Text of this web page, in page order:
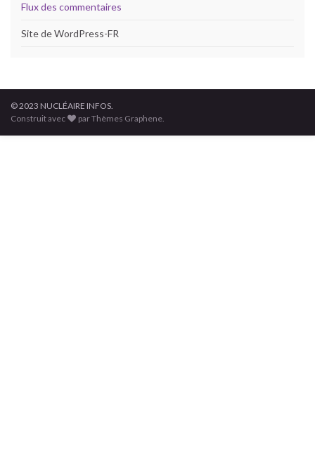
Flux des commentaires
Site de WordPress-FR
© 2023 NUCLÉAIRE INFOS.
Construit avec
par Thèmes Graphene.